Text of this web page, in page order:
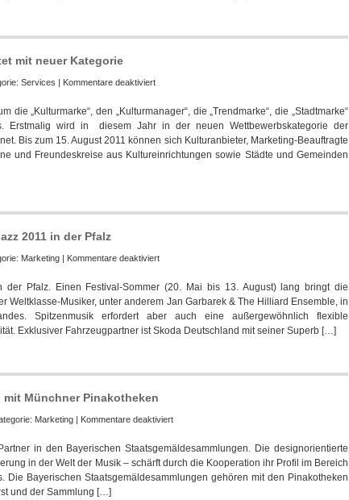
mit neuer Kategorie
Services | Kommentare deaktiviertfür
Award
2011
startet
mit
die „Kulturmarke“, den „Kulturmanager“, die „Trendmarke“, die „Stadtmarke“
Erstmalig wird in diesem Jahr in der neuen Wettbewerbskategorie der
Bis zum 15. August 2011 können sich Kulturanbieter, Marketing-Beauftragte
und Freundeskreise aus Kultureinrichtungen sowie Städte und Gemeinden
2011 in der Pfalz
Marketing | Kommentare deaktiviertfür
ist
Partner
von
Palatia
in
der Pfalz. Einen Festival-Sommer (20. Mai bis 13. August) lang bringt die
Weltklasse-Musiker, unter anderem Jan Garbarek & The Hilliard Ensemble, in
Spitzenmusik erfordert aber auch eine außergewöhnlich flexible
Exklusiver Fahrzeugpartner ist Skoda Deutschland mit seiner Superb […]
Münchner Pinakotheken
Marketing | Kommentare deaktiviertfür
startet
Kulturkooperation
mit
in den Bayerischen Staatsgemäldesammlungen. Die designorientierte
in der Welt der Musik – schärft durch die Kooperation ihr Profil im Bereich
Die Bayerischen Staatsgemäldesammlungen gehören mit den Pinakotheken
und der Sammlung […]